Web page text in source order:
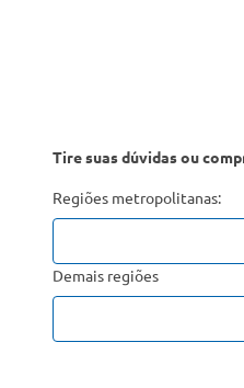
Tire suas dúvidas ou
Regiões metropolitanas:
Demais regiões